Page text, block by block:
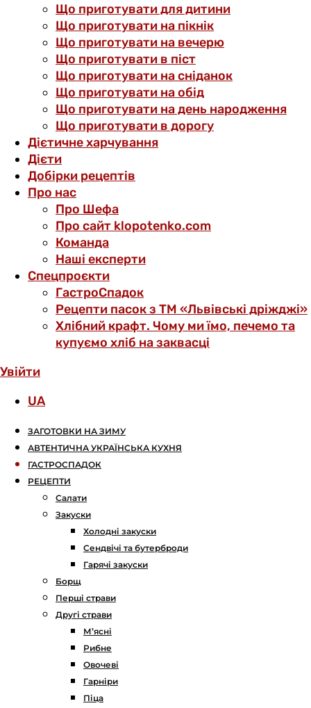
Що приготувати для дитини
Що приготувати на пікнік
Що приготувати на вечерю
Що приготувати в піст
Що приготувати на сніданок
Що приготувати на обід
Що приготувати на день народження
Що приготувати в дорогу
Дієтичне харчування
Дієти
Добірки рецептів
Про нас
Про Шефа
Про сайт klopotenko.com
Команда
Наші експерти
Спецпроєкти
ГастроСпадок
Рецепти пасок з ТМ «Львівські дріжджі»
Хлібний крафт. Чому ми їмо, печемо та
купуємо хліб на заквасці
Увійти
UA
ЗАГОТОВКИ НА ЗИМУ
АВТЕНТИЧНА УКРАЇНСЬКА КУХНЯ
ГАСТРОСПАДОК
РЕЦЕПТИ
Салати
Закуски
Холодні закуски
Сендвічі та бутерброди
Гарячі закуски
Борщ
Перші страви
Другі страви
М’ясні
Рибне
Овочеві
Гарніри
Піца